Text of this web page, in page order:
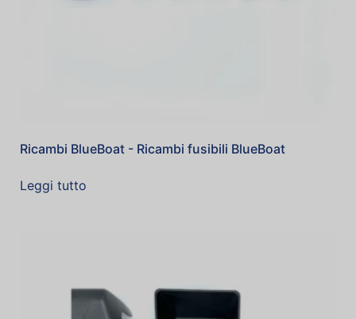
Ricambi BlueBoat - Ricambi fusibili BlueBoat
Leggi tutto